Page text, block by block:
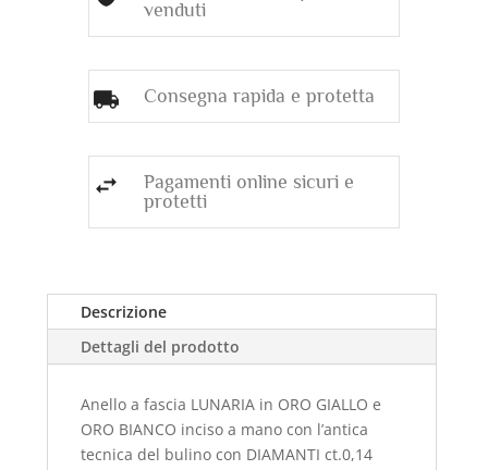
venduti
Consegna rapida e protetta
Pagamenti online sicuri e
protetti
Descrizione
Dettagli del prodotto
Anello a fascia LUNARIA in ORO GIALLO e
ORO BIANCO inciso a mano con l’antica
tecnica del bulino con DIAMANTI ct.0,14